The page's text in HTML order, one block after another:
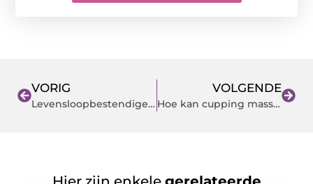
VORIG
Levensloopbestendige Woning: Ontworpen Voor Comfort
VOLGENDE
Hoe kan cupping massage helpen bij het verlichten van spierpijn?